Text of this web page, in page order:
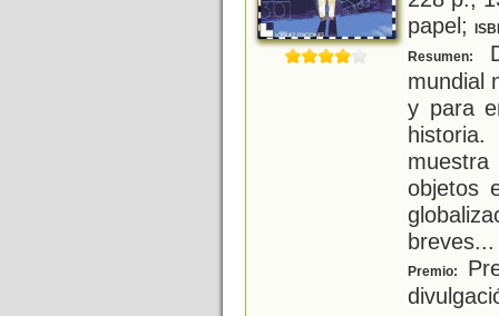
papel;
Resumen:
mundial
y para
objetos
breves...
Premio: